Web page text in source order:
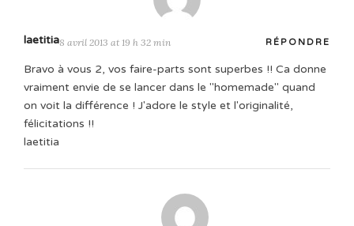
laetitia8 avril 2013 at 19 h 32 min RÉPONDRE
Bravo à vous 2, vos faire-parts sont superbes !! Ca donne
vraiment envie de se lancer dans le "homemade" quand
on voit la différence ! J'adore le style et l'originalité,
félicitations !!
laetitia